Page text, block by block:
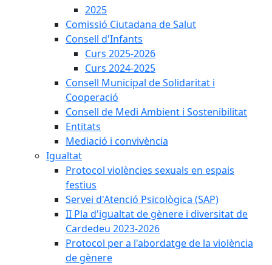
2025
Comissió Ciutadana de Salut
Consell d'Infants
Curs 2025-2026
Curs 2024-2025
Consell Municipal de Solidaritat i
Cooperació
Consell de Medi Ambient i Sostenibilitat
Entitats
Mediació i convivència
Igualtat
Protocol violències sexuals en espais
festius
Servei d'Atenció Psicològica (SAP)
II Pla d'igualtat de gènere i diversitat de
Cardedeu 2023-2026
Protocol per a l'abordatge de la violència
de gènere